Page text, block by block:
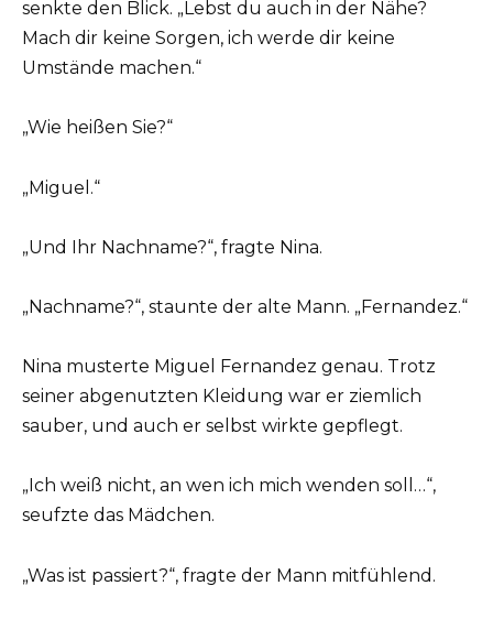
senkte den Blick. „Lebst du auch in der Nähe?
Mach dir keine Sorgen, ich werde dir keine
Umstände machen.“
„Wie heißen Sie?“
„Miguel.“
„Und Ihr Nachname?“, fragte Nina.
„Nachname?“, staunte der alte Mann. „Fernandez.“
Nina musterte Miguel Fernandez genau. Trotz
seiner abgenutzten Kleidung war er ziemlich
sauber, und auch er selbst wirkte gepflegt.
„Ich weiß nicht, an wen ich mich wenden soll…“,
seufzte das Mädchen.
„Was ist passiert?“, fragte der Mann mitfühlend.